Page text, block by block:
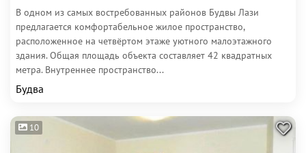
В одном из самых востребованных районов Будвы Лази
предлагается комфортабельное жилое пространство,
расположенное на четвёртом этаже уютного малоэтажного
здания. Общая площадь объекта составляет 42 квадратных
метра. Внутреннее пространство...
Будва
10